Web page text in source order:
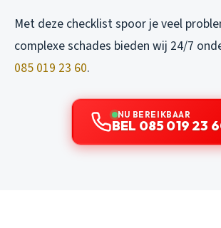
Met deze checklist spoor je veel
complexe schades bieden wij 24/7
085 019 23 60.
NU BEREIKBAAR
BEL 085 019 23